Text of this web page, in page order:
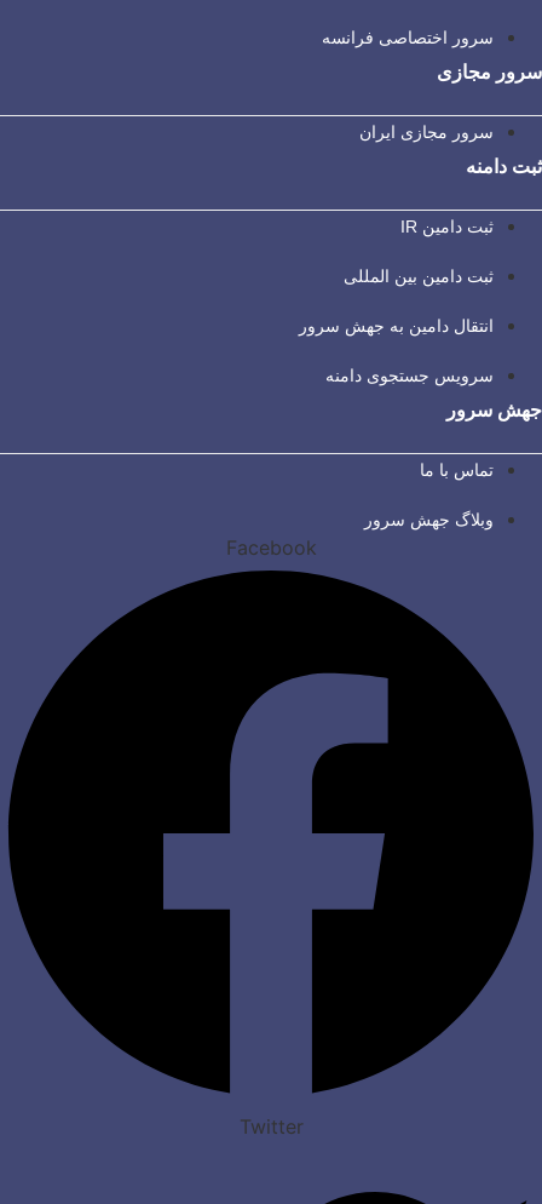
سرور اختصاصی فرانسه
سرور مجازی
سرور مجازی ایران
ثبت دامنه
ثبت دامین IR
ثبت دامین بین المللی
انتقال دامین به جهش سرور
سرویس جستجوی دامنه
جهش سرور
تماس با ما
وبلاگ جهش سرور
Facebook
Twitter